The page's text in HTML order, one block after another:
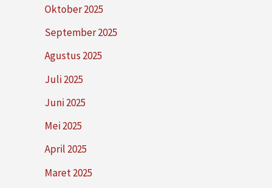
Oktober 2025
September 2025
Agustus 2025
Juli 2025
Juni 2025
Mei 2025
April 2025
Maret 2025